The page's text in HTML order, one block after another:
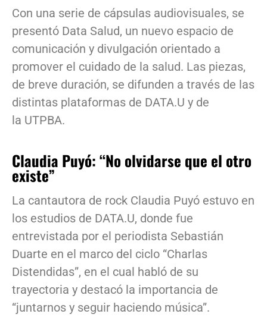
Con una serie de cápsulas audiovisuales, se
presentó Data Salud, un nuevo espacio de
comunicación y divulgación orientado a
promover el cuidado de la salud. Las piezas,
de breve duración, se difunden a través de las
distintas plataformas de DATA.U y de
la UTPBA.
Claudia Puyó: “No olvidarse que el otro
existe”
La cantautora de rock Claudia Puyó estuvo en
los estudios de DATA.U, donde fue
entrevistada por el periodista Sebastián
Duarte en el marco del ciclo “Charlas
Distendidas”, en el cual habló de su
trayectoria y destacó la importancia de
“juntarnos y seguir haciendo música”.